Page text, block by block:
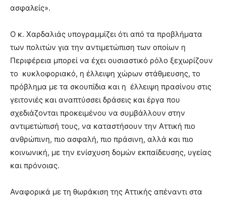
ασφαλείς».
Ο κ. Χαρδαλιάς υπογραμμίζει ότι από τα προβλήματα
των πολιτών για την αντιμετώπιση των οποίων η
Περιφέρεια μπορεί να έχει ουσιαστικό ρόλο ξεχωρίζουν
το κυκλοφοριακό, η έλλειψη χώρων στάθμευσης, το
πρόβλημα με τα σκουπίδια και η έλλειψη πρασίνου στις
γειτονιές και αναπτύσσει δράσεις και έργα που
σχεδιάζονται προκειμένου να συμβάλλουν στην
αντιμετώπισή τους, να καταστήσουν την Αττική πιο
ανθρώπινη, πιο ασφαλή, πιο πράσινη, αλλά και πιο
κοινωνική, με την ενίσχυση δομών εκπαίδευσης, υγείας
και πρόνοιας.
Αναφορικά με τη θωράκιση της Αττικής απέναντι στα